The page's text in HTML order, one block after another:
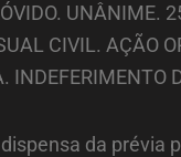
UNÂNIME.
CIVIL. AÇÃO
INDEFERIMENTO
da prévia